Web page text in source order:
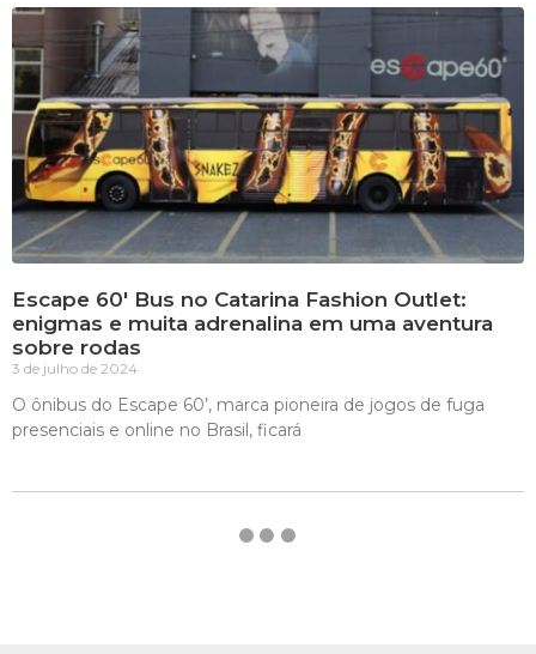
Escape 60′ Bus no Catarina Fashion Outlet:
enigmas e muita adrenalina em uma aventura
sobre rodas
3 de julho de 2024
O ônibus do Escape 60’, marca pioneira de jogos de fuga
presenciais e online no Brasil, ficará